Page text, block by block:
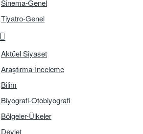
Sinema-Genel
Tiyatro-Genel
Aktüel Siyaset
Araştırma-İnceleme
Bilim
Biyografi-Otobiyografi
Bölgeler-Ülkeler
Devlet